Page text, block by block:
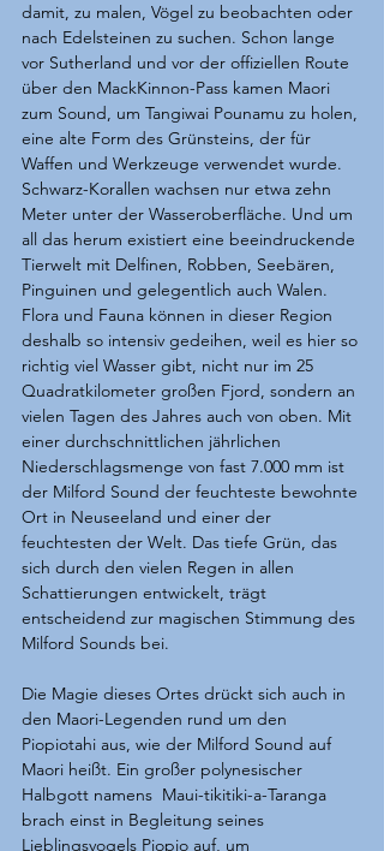
damit, zu malen, Vögel zu beobachten oder
nach Edelsteinen zu suchen. Schon lange
vor Sutherland und vor der offiziellen Route
über den MackKinnon-Pass kamen Maori
zum Sound, um Tangiwai Pounamu zu holen,
eine alte Form des Grünsteins, der für
Waffen und Werkzeuge verwendet wurde.
Schwarz-Korallen wachsen nur etwa zehn
Meter unter der Wasseroberfläche. Und um
all das herum existiert eine beeindruckende
Tierwelt mit Delfinen, Robben, Seebären,
Pinguinen und gelegentlich auch Walen.
Flora und Fauna können in dieser Region
deshalb so intensiv gedeihen, weil es hier so
richtig viel Wasser gibt, nicht nur im 25
Quadratkilometer großen Fjord, sondern an
vielen Tagen des Jahres auch von oben. Mit
einer durchschnittlichen jährlichen
Niederschlagsmenge von fast 7.000 mm ist
der Milford Sound der feuchteste bewohnte
Ort in Neuseeland und einer der
feuchtesten der Welt. Das tiefe Grün, das
sich durch den vielen Regen in allen
Schattierungen entwickelt, trägt
entscheidend zur magischen Stimmung des
Milford Sounds bei.
Die Magie dieses Ortes drückt sich auch in
den Maori-Legenden rund um den
Piopiotahi aus, wie der Milford Sound auf
Maori heißt. Ein großer polynesischer
Halbgott namens  Maui-tikitiki-a-Taranga
brach einst in Begleitung seines
Lieblingsvogels Piopio auf, um